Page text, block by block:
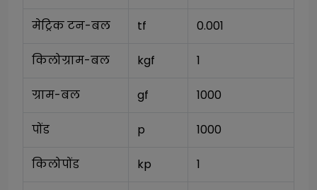
मेट्रिक टन-बल tf 0.001
किलोग्राम-बल kgf 1
ग्राम-बल gf 1000
पोंड p 1000
किलोपोंड kp 1